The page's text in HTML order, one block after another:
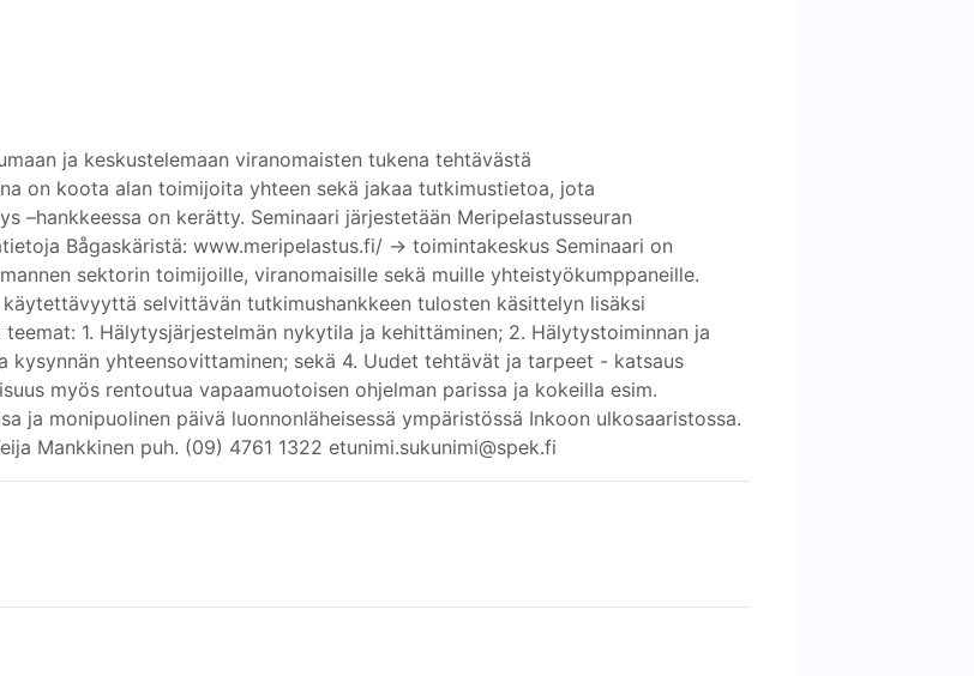
ja keskustelemaan viranomaisten tukena tehtävästä
on koota alan toimijoita yhteen sekä jakaa tutkimustietoa, jota
–hankkeessa on kerätty. Seminaari järjestetään Meripelastusseuran
Bågaskäristä: www.meripelastus.fi/ -> toimintakeskus Seminaari on
sektorin toimijoille, viranomaisille sekä muille yhteistyökumppaneille.
selvittävän tutkimushankkeen tulosten käsittelyn lisäksi
1. Hälytysjärjestelmän nykytila ja kehittäminen; 2. Hälytystoiminnan ja
kysynnän yhteensovittaminen; sekä 4. Uudet tehtävät ja tarpeet - katsaus
myös rentoutua vapaamuotoisen ohjelman parissa ja kokeilla esim.
ja monipuolinen päivä luonnonläheisessä ympäristössä Inkoon ulkosaaristossa.
Mankkinen puh. (09) 4761 1322 etunimi.sukunimi@spek.fi